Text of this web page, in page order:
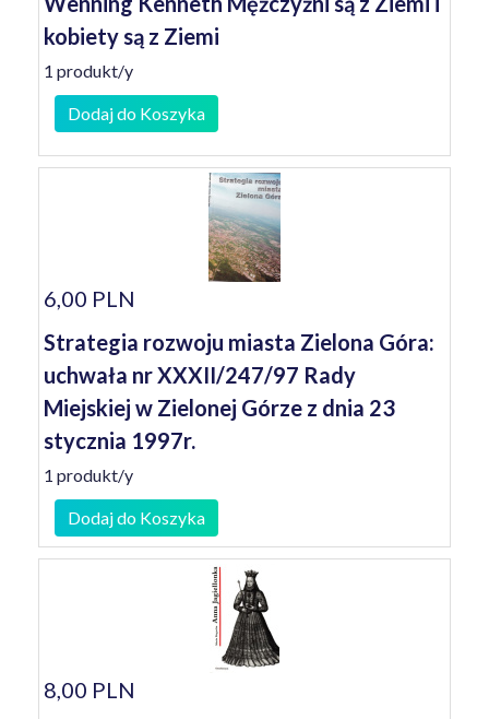
kobiety są z Ziemi
1 produkt/y
Dodaj do Koszyka
6,00 PLN
Strategia rozwoju miasta Zielona Góra:
uchwała nr XXXII/247/97 Rady
Miejskiej w Zielonej Górze z dnia 23
stycznia 1997r.
1 produkt/y
Dodaj do Koszyka
8,00 PLN